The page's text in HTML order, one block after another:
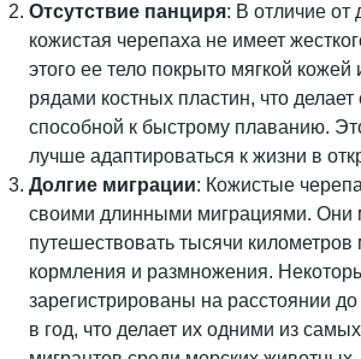
Отсутствие панциря: В отличие от
кожистая черепаха не имеет
этого ее тело покрыто мягкой кожей
рядами костных пластин, что делает
способной к быстрому плаванию.
лучше адаптироваться к жизни в
Долгие миграции: Кожистые
своими длинными миграциями. Они
путешествовать тысячи
кормления и размножения.
зарегистрированы на расстоянии
в год, что делает их одними из